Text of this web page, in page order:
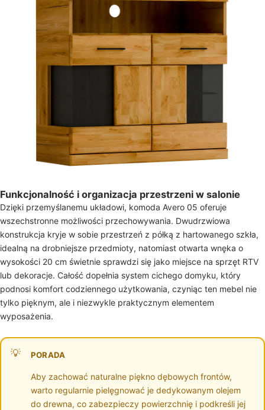
Funkcjonalność i organizacja przestrzeni w salonie
Dzięki przemyślanemu układowi, komoda Avero 05 oferuje
wszechstronne możliwości przechowywania. Dwudrzwiowa
konstrukcja kryje w sobie przestrzeń z półką z hartowanego szkła,
idealną na drobniejsze przedmioty, natomiast otwarta wnęka o
wysokości 20 cm świetnie sprawdzi się jako miejsce na sprzęt RTV
lub dekoracje. Całość dopełnia system cichego domyku, który
podnosi komfort codziennego użytkowania, czyniąc ten mebel nie
tylko pięknym, ale i niezwykle praktycznym elementem
wyposażenia.
PORADA
Aby zachować naturalne piękno dębowych frontów,
warto regularnie pielęgnować je dedykowanym olejem
do drewna, co zabezpieczy powierzchnię i podkreśli jej